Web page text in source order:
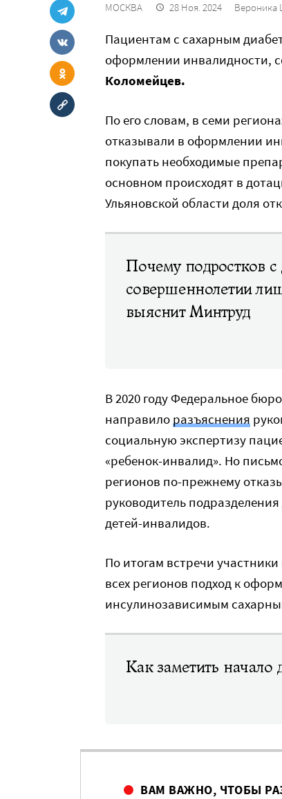
МОСКВА 28 Ноя. 2024
Пациентам с сахарным
оформлении инвалидности,
Коломейцев.
По его словам, в семи
отказывали в оформлении
покупать необходимые
основном происходят в
Ульяновской области доля
Почему подростков
совершеннолетии
выяснит Минтруд
В 2020 году Федеральное
направилоразъяснения
социальную экспертизу
«ребенок-инвалид». Но
регионов по-прежнему
руководитель
детей-инвалидов.
По итогам встречи
всех регионов подход к
инсулинозависимым
Как заметить начало
ВАМ ВАЖНО, ЧТОБЫ